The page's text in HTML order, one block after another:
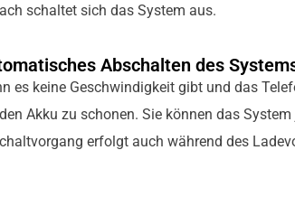
schaltet sich das System aus.
Abschalten des
es keine Geschwindigkeit gibt und das
Akku zu schonen. Sie können das
erfolgt auch während des